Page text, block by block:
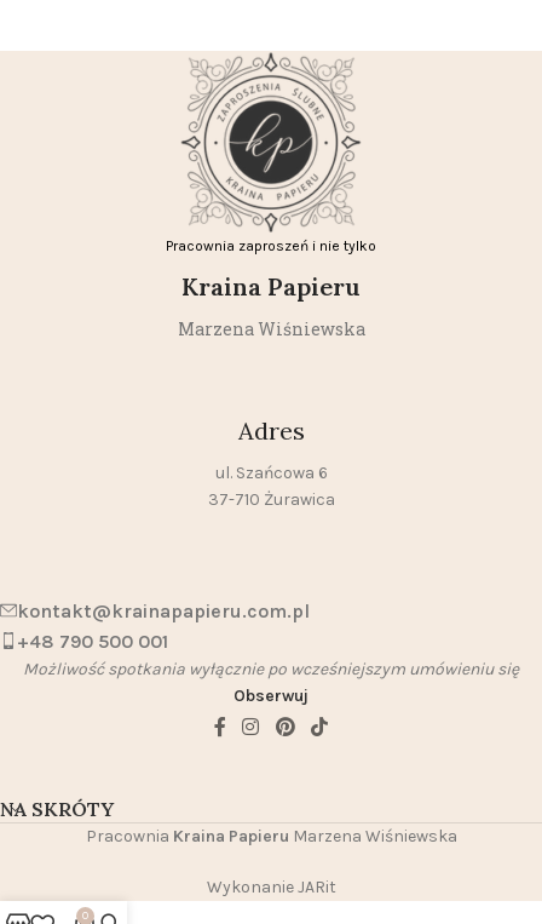
Pracownia zaproszeń i nie tylko
Kraina Papieru
Marzena Wiśniewska
Adres
ul. Szańcowa 6
37-710 Żurawica
kontakt@krainapapieru.com.pl
+48 790 500 001
Możliwość spotkania wyłącznie po wcześniejszym umówieniu się
Obserwuj
NA SKRÓTY
Pracownia Kraina Papieru Marzena Wiśniewska
Wykonanie JARit
0